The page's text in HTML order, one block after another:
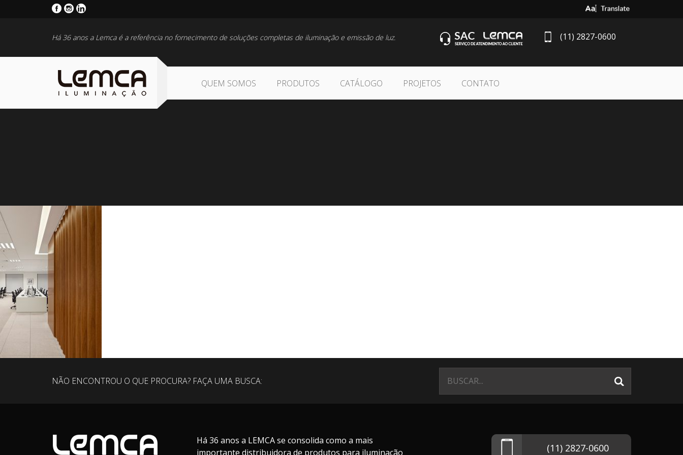
Select Language
Há 36 anos a Lemca é a referência no fornecimento de soluções completas de iluminação e emissão de luz. (11) 2827-0600
QUEM SOMOS PRODUTOS CATÁLOGO PROJETOS CONTATO
NÃO ENCONTROU O QUE PROCURA? FAÇA UMA BUSCA:
Há 36 anos a LEMCA se consolida como a mais
importante distribuidora de produtos para iluminação
(11) 2827-0600